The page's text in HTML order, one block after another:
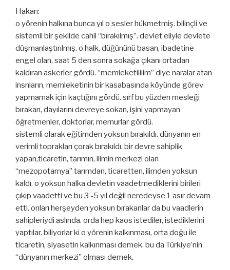
Hakan:
o yörenin halkına bunca yıl o sesler hükmetmiş. bilinçli ve
sistemli bir şekilde cahil “bırakılmış”. devlet eliyle devlete
düşmanlaştırılmış. o halk, düğününü basan, ibadetine
engel olan, saat 5 den sonra sokağa çıkanı ortadan
kaldıran askerler gördü. “memleketiiiiim” diye naralar atan
insnların, memleketinin bir kasabasında köyünde görev
yapmamak için kaçtığını gördü. sırf bu yüzden mesleği
bırakan, dayılarını devreye sokan, işini yapmayan
öğretmenler, doktorlar, memurlar gördü.
sistemli olarak eğitimden yoksun bırakıldı. dünyanın en
verimli toprakları çorak bırakıldı. bir devre sahiplik
yapan,ticaretin, tarımın, ilimin merkezi olan
“mezopotamya” tarımdan, ticaretten, ilimden yoksun
kaldı. o yoksun halka devletin vaadetmediklerini birileri
çıkıp vaadetti ve bu 3 -5 yıl değil neredeyse 1 asır devam
etti. onları herşeyden yoksun bırakanlar da bu vaadlerin
sahipleriydi aslında. orda hep kaos istediler, istediklerini
yaptılar. biliyorlar ki o yörenin kalkınması, orta doğu ile
ticaretin, siyasetin kalkınması demek. bu da Türkiye’nin
“dünyanın merkezi” olması demek.